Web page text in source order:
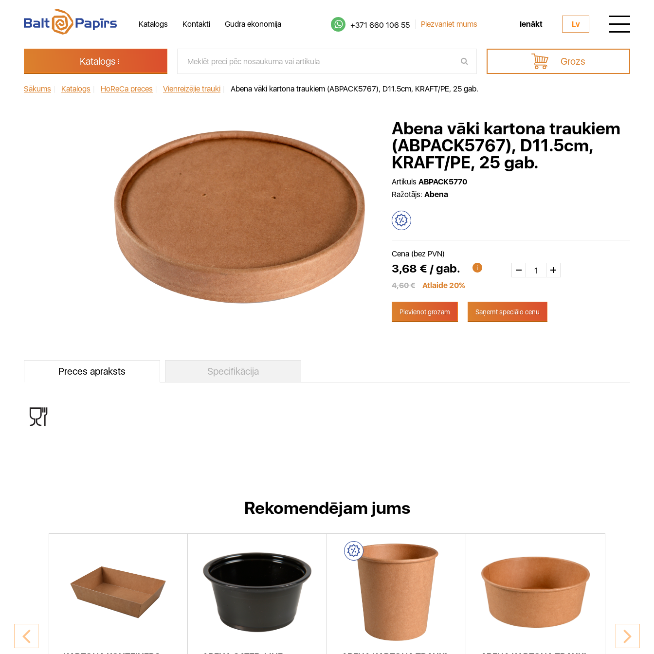
Katalogs Kontakti Gudra ekonomija +371 660 106 55 Piezvaniet mums Ienākt Lv
Katalogs Grozs
Sākums Katalogs HoReCa preces Vienreizējie trauki Abena vāki kartona traukiem (ABPACK5767), D11.5cm, KRAFT/PE, 25 gab.
Abena vāki kartona traukiem
(ABPACK5767), D11.5cm,
KRAFT/PE, 25 gab.
Artikuls ABPACK5770
Ražotājs: Abena
Cena (bez PVN)
3,68 € / gab.
4,60 € Atlaide 20%
Pievienot grozam Saņemt speciālo cenu
Preces apraksts Specifikācija
Rekomendējam jums